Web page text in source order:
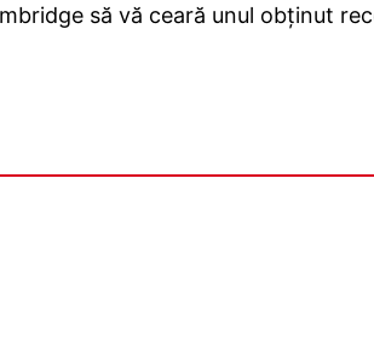
să vă ceară unul obținut